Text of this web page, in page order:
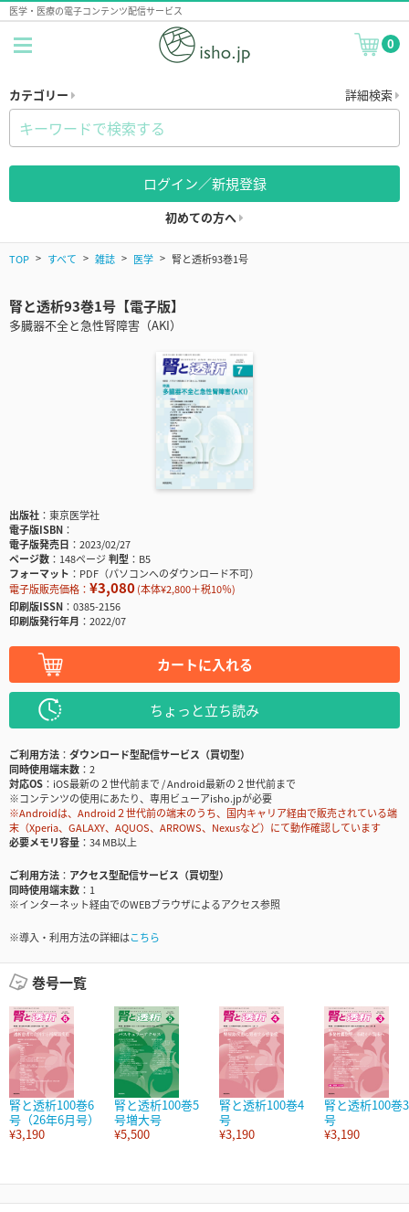
医学・医療の電子コンテンツ配信サービス
0
カテゴリー 詳細検索
ログイン／新規登録
初めての方へ
TOP すべて 雑誌 医学 腎と透析93巻1号
腎と透析93巻1号【電子版】
多臓器不全と急性腎障害（AKI）
出版社
東京医学社
電子版ISBN
電子版発売日
2023/02/27
ページ数
148ページ判型
B5
フォーマット
PDF（パソコンへのダウンロード不可）
電子版販売価格： ¥3,080(本体¥2,800＋税10％)
印刷版ISSN
0385-2156
印刷版発行年月
2022/07
カートに入れる
ちょっと立ち読み
ご利用方法
ダウンロード型配信サービス（買切型）
同時使用端末数
2
対応OS
iOS最新の２世代前まで / Android最新の２世代前まで
※コンテンツの使用にあたり、専用ビューアisho.jpが必要
※Androidは、Android２世代前の端末のうち、国内キャリア経由で販売されている端
末（Xperia、GALAXY、AQUOS、ARROWS、Nexusなど）にて動作確認しています
必要メモリ容量
34 MB以上
ご利用方法
アクセス型配信サービス（買切型）
同時使用端末数
1
※インターネット経由でのWEBブラウザによるアクセス参照
※導入・利用方法の詳細はこちら
巻号一覧
腎と透析100巻6
号（26年6月号）
¥3,190
腎と透析100巻5
号増大号
¥5,500
腎と透析100巻4
号
¥3,190
腎と透析100巻3
号
¥3,190